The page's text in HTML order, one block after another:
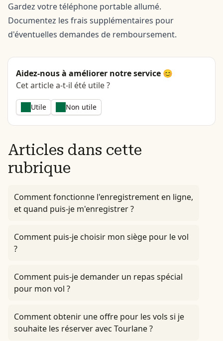
Gardez votre téléphone portable allumé.
Documentez les frais supplémentaires pour
d'éventuelles demandes de remboursement.
Aidez-nous à améliorer notre service 😊
Cet article a-t-il été utile ?
Utile Non utile
Articles dans cette
rubrique
Comment fonctionne l'enregistrement en ligne,
et quand puis-je m'enregistrer ?
Comment puis-je choisir mon siège pour le vol
?
Comment puis-je demander un repas spécial
pour mon vol ?
Comment obtenir une offre pour les vols si je
souhaite les réserver avec Tourlane ?